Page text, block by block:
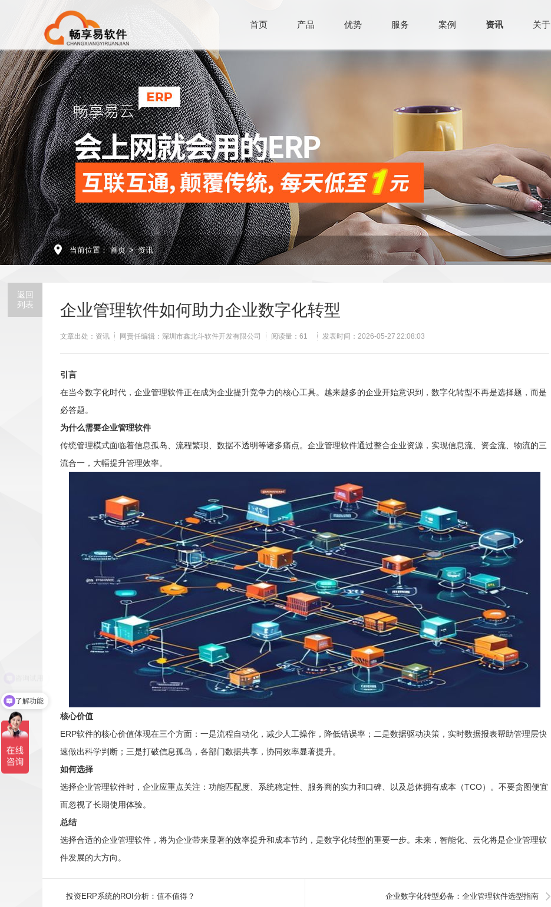
首页 产品 优势 服务 案例 资讯 关于
当前位置： 首页 > 资讯
返回
列表
企业管理软件如何助力企业数字化转型
文章出处：资讯 网责任编辑：深圳市鑫北斗软件开发有限公司 阅读量： 61 发表时间：2026-05-27 22:08:03
引言
在当今数字化时代，企业管理软件正在成为企业提升竞争力的核心工具。越来越多的企业开始意识到，数字化转型不再是选择题，而是
必答题。
为什么需要企业管理软件
传统管理模式面临着信息孤岛、流程繁琐、数据不透明等诸多痛点。企业管理软件通过整合企业资源，实现信息流、资金流、物流的三
流合一，大幅提升管理效率。
核心价值
ERP软件的核心价值体现在三个方面：一是流程自动化，减少人工操作，降低错误率；二是数据驱动决策，实时数据报表帮助管理层快
速做出科学判断；三是打破信息孤岛，各部门数据共享，协同效率显著提升。
如何选择
选择企业管理软件时，企业应重点关注：功能匹配度、系统稳定性、服务商的实力和口碑、以及总体拥有成本（TCO）。不要贪图便宜
而忽视了长期使用体验。
总结
选择合适的企业管理软件，将为企业带来显著的效率提升和成本节约，是数字化转型的重要一步。未来，智能化、云化将是企业管理软
件发展的大方向。
投资ERP系统的ROI分析：值不值得？ 企业数字化转型必备：企业管理软件选型指南
了解功能